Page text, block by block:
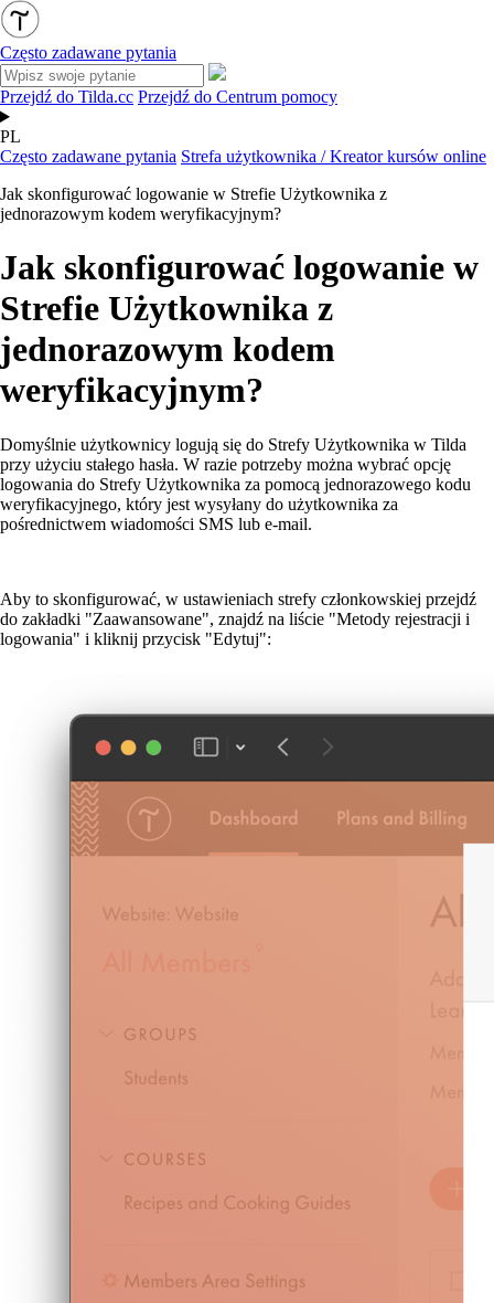
Często zadawane pytania
Przejdź do Tilda.cc Przejdź do Centrum pomocy
PL
Często zadawane pytania Strefa użytkownika / Kreator kursów online
Jak skonfigurować logowanie w Strefie Użytkownika z
jednorazowym kodem weryfikacyjnym?
Jak skonfigurować logowanie w
Strefie Użytkownika z
jednorazowym kodem
weryfikacyjnym?
Domyślnie użytkownicy logują się do Strefy Użytkownika w Tilda
przy użyciu stałego hasła. W razie potrzeby można wybrać opcję
logowania do Strefy Użytkownika za pomocą jednorazowego kodu
weryfikacyjnego, który jest wysyłany do użytkownika za
pośrednictwem wiadomości SMS lub e-mail.
Aby to skonfigurować, w ustawieniach strefy członkowskiej przejdź
do zakładki "Zaawansowane", znajdź na liście "Metody rejestracji i
logowania" i kliknij przycisk "Edytuj":